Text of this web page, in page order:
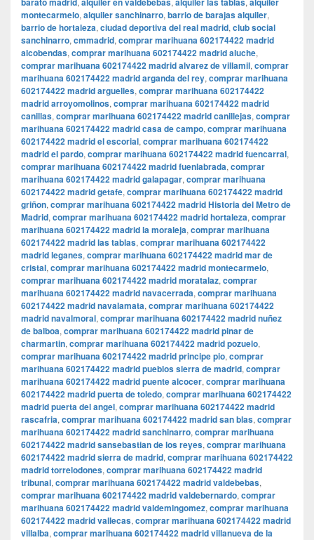
montecarmelo, alquiler sanchinarro, barrio de barajas alquiler,
barrio de hortaleza, ciudad deportiva del real madrid, club social
sanchinarro, cmmadrid, comprar marihuana 602174422 madrid
alcobendas, comprar marihuana 602174422 madrid aluche,
comprar marihuana 602174422 madrid alvarez de villamil, comprar
marihuana 602174422 madrid arganda del rey, comprar marihuana
602174422 madrid arguelles, comprar marihuana 602174422
madrid arroyomolinos, comprar marihuana 602174422 madrid
canillas, comprar marihuana 602174422 madrid canillejas, comprar
marihuana 602174422 madrid casa de campo, comprar marihuana
602174422 madrid el escorial, comprar marihuana 602174422
madrid el pardo, comprar marihuana 602174422 madrid fuencarral,
comprar marihuana 602174422 madrid fuenlabrada, comprar
marihuana 602174422 madrid galapagar, comprar marihuana
602174422 madrid getafe, comprar marihuana 602174422 madrid
griñon, comprar marihuana 602174422 madrid Historia del Metro de
Madrid, comprar marihuana 602174422 madrid hortaleza, comprar
marihuana 602174422 madrid la moraleja, comprar marihuana
602174422 madrid las tablas, comprar marihuana 602174422
madrid leganes, comprar marihuana 602174422 madrid mar de
cristal, comprar marihuana 602174422 madrid montecarmelo,
comprar marihuana 602174422 madrid moratalaz, comprar
marihuana 602174422 madrid navacerrada, comprar marihuana
602174422 madrid navalamata, comprar marihuana 602174422
madrid navalmoral, comprar marihuana 602174422 madrid nuñez
de balboa, comprar marihuana 602174422 madrid pinar de
charmartin, comprar marihuana 602174422 madrid pozuelo,
comprar marihuana 602174422 madrid principe pio, comprar
marihuana 602174422 madrid pueblos sierra de madrid, comprar
marihuana 602174422 madrid puente alcocer, comprar marihuana
602174422 madrid puerta de toledo, comprar marihuana 602174422
madrid puerta del angel, comprar marihuana 602174422 madrid
rascafria, comprar marihuana 602174422 madrid san blas, comprar
marihuana 602174422 madrid sanchinarro, comprar marihuana
602174422 madrid sansebastian de los reyes, comprar marihuana
602174422 madrid sierra de madrid, comprar marihuana 602174422
madrid torrelodones, comprar marihuana 602174422 madrid
tribunal, comprar marihuana 602174422 madrid valdebebas,
comprar marihuana 602174422 madrid valdebernardo, comprar
marihuana 602174422 madrid valdemingomez, comprar marihuana
602174422 madrid vallecas, comprar marihuana 602174422 madrid
villalba, comprar marihuana 602174422 madrid villanueva de la